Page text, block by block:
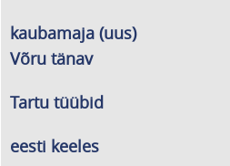
kaubamaja (uus)
Võru tänav
Tartu tüübid
eesti keeles